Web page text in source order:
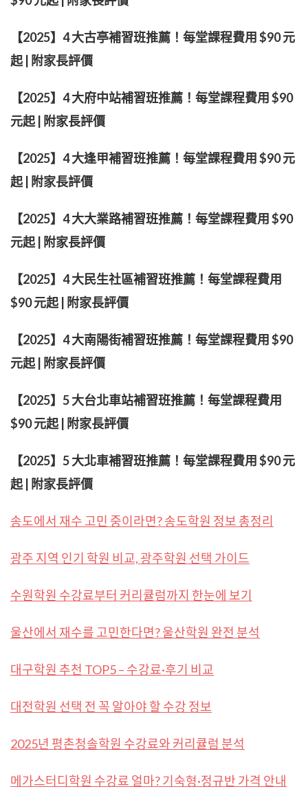
【2025】4 大古亭補習班推薦！每堂課程費用 $90 元
起 | 附家長評價
【2025】4 大府中站補習班推薦！每堂課程費用 $90
元起 | 附家長評價
【2025】4 大逢甲補習班推薦！每堂課程費用 $90 元
起 | 附家長評價
【2025】4 大大業路補習班推薦！每堂課程費用 $90
元起 | 附家長評價
【2025】4 大民生社區補習班推薦！每堂課程費用
$90 元起 | 附家長評價
【2025】4 大南陽街補習班推薦！每堂課程費用 $90
元起 | 附家長評價
【2025】5 大台北車站補習班推薦！每堂課程費用
$90 元起 | 附家長評價
【2025】 5大北車補習班推薦！每堂課程費用 $90元
起
附家長評價
송도에서 재수 고민 중이라면? 송도학원 정보 총정리
광주 지역 인기 학원 비교, 광주학원 선택 가이드
수원학원 수강료부터 커리큘럼까지 한눈에 보기
울산에서 재수를 고민한다면? 울산학원 완전 분석
대구학원 추천 TOP5 – 수강료·후기 비교
대전학원 선택 전 꼭 알아야 할 수강 정보
2025년 평촌청솔학원 수강료와 커리큘럼 분석
메가스터디학원 수강료 얼마? 기숙형·정규반 가격 안내